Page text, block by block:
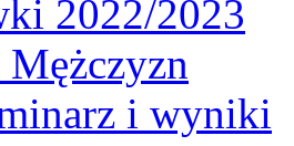
2022/2023
i wyniki